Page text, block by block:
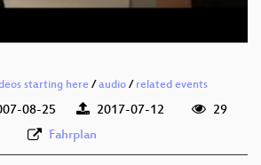
starting here /audio / related events
08-25 2017-07-12
29
Fahrplan